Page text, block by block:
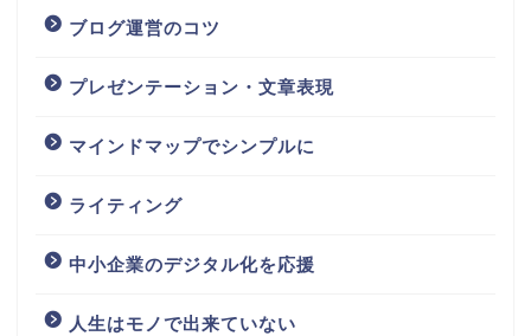
ブログ運営のコツ
プレゼンテーション・文章表現
マインドマップでシンプルに
ライティング
中小企業のデジタル化を応援
人生はモノで出来ていない